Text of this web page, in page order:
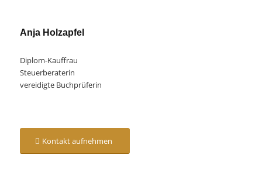
Anja Holzapfel
Diplom-Kauffrau
Steuerberaterin
vereidigte Buchprüferin
Kontakt aufnehmen